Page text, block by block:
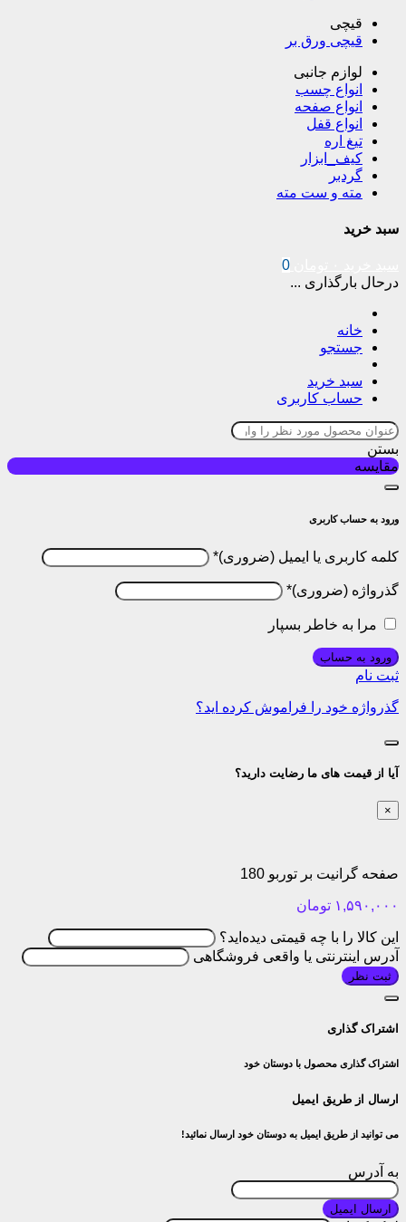
قیچی
قیچی ورق بر
لوازم جانبی
انواع چسب
انواع صفحه
انواع قفل
تیغ اره
کیف_ابزار
گردبر
مته و ست مته
سبد خرید
0
درحال بارگذاری ...
خانه
جستجو
سبد خرید
حساب کاربری
بستن
مقایسه
ورود به حساب کاربری
کلمه کاربری یا ایمیل *
گذرواژه *
مرا به خاطر بسپار
ورود به حساب
ثبت نام
گذرواژه خود را فراموش کرده اید؟
آیا از قیمت های ما رضایت دارید؟
×
صفحه گرانیت بر توربو 180
۱,۵۹۰,۰۰۰ تومان
این کالا را با چه قیمتی دیده‌اید؟
آدرس اینترنتی یا واقعی فروشگاهی
ثبت نظر
اشتراک گذاری
اشتراک گذاری محصول با دوستان خود
ارسال از طریق ایمیل
می توانید از طریق ایمیل به دوستان خود ارسال نمائید!
به آدرس
ارسال ایمیل